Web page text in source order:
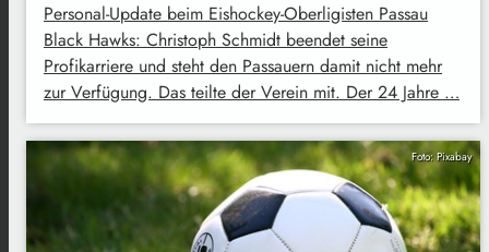
Personal-Update beim Eishockey-Oberligisten Passau
Black Hawks: Christoph Schmidt beendet seine
Profikarriere und steht den Passauern damit nicht mehr
zur Verfügung. Das teilte der Verein mit. Der 24 Jahre …
Foto: Pixabay